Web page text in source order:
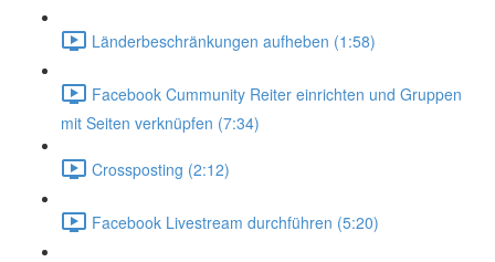
Länderbeschränkungen aufheben (1:58)
Facebook Cummunity Reiter einrichten und Gruppen
mit Seiten verknüpfen (7:34)
Crossposting (2:12)
Facebook Livestream durchführen (5:20)